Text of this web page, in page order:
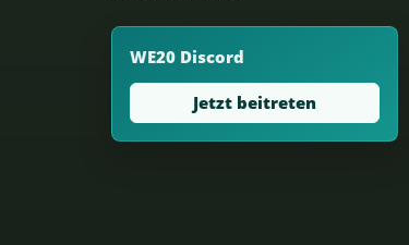
WE20 Discord
Jetzt beitreten